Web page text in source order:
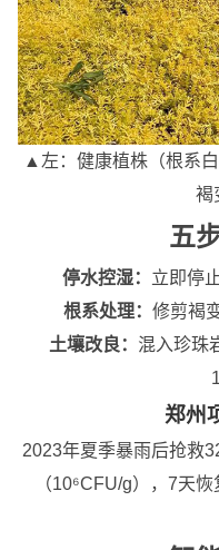
▲左：健康植株（根系
褐
五
停水控湿： 立即停
根系处理： 修剪褐
土壤改良： 混入珍珠
郑州
2023年夏季暴雨后抢救
（10⁶CFU/g），7天